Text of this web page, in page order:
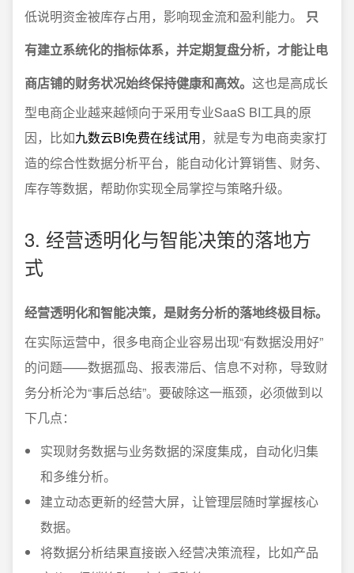
低说明资金被库存占用，影响现金流和盈利能力。 只
有建立系统化的指标体系，并定期复盘分析，才能让电
商店铺的财务状况始终保持健康和高效。 这也是高成长
型电商企业越来越倾向于采用专业SaaS BI工具的原
因，比如九数云BI免费在线试用，就是专为电商卖家打
造的综合性数据分析平台，能自动化计算销售、财务、
库存等数据，帮助你实现全局掌控与策略升级。
3. 经营透明化与智能决策的落地方
式
经营透明化和智能决策，是财务分析的落地终极目标。
在实际运营中，很多电商企业容易出现“有数据没用好”
的问题——数据孤岛、报表滞后、信息不对称，导致财
务分析沦为“事后总结”。要破除这一瓶颈，必须做到以
下几点：
实现财务数据与业务数据的深度集成，自动化归集
和多维分析。
建立动态更新的经营大屏，让管理层随时掌握核心
数据。
将数据分析结果直接嵌入经营决策流程，比如产品